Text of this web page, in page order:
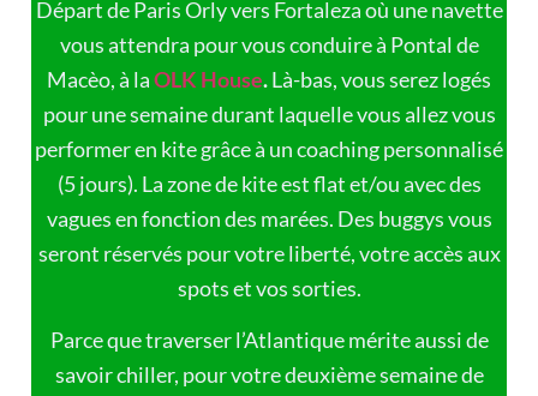
Départ de Paris Orly vers Fortaleza où une navette
vous attendra pour vous conduire à Pontal de
Macèo, à laOLK House.Là-bas, vous serez logés
pour une semaine durant laquelle vous allez vous
performer en kite grâce à un coaching personnalisé
(5 jours). La zone de kite est flat et/ou avec des
vagues en fonction des marées. Des buggys vous
seront réservés pour votre liberté, votre accès aux
spots et vos sorties.
Parce que traverser l’Atlantique mérite aussi de
savoir chiller, pour votre deuxième semaine de